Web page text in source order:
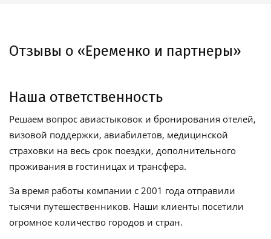
Отзывы о «Еременко и партнеры»
Наша ответственность
Решаем вопрос авиастыковок и бронирования отелей,
визовой поддержки, авиабилетов, медицинской
страховки на весь срок поездки, дополнительного
проживания в гостиницах и трансфера.
За время работы компании с 2001 года отправили
тысячи путешественников. Наши клиенты посетили
огромное количество городов и стран.